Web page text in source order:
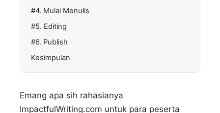
#4. Mulai Menulis
#5. Editing
#6. Publish
Kesimpulan
Emang apa sih rahasianya
ImpactfulWriting.com untuk para peserta